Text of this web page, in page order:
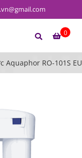
0
Aquaphor RO-101S EU